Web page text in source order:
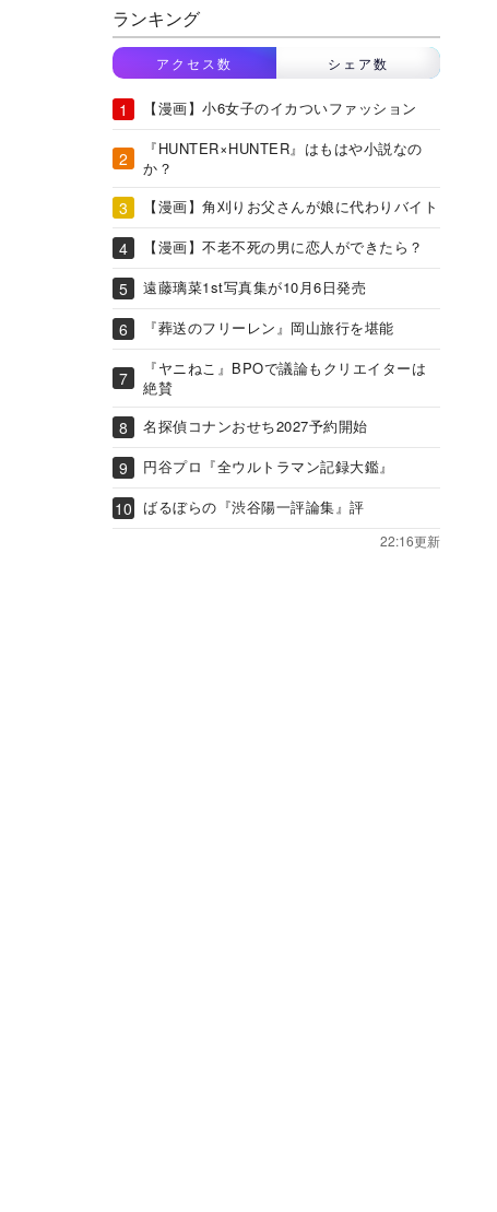
ランキング
アクセス数 シェア数
【漫画】小6女子のイカついファッション
『HUNTER×HUNTER』はもはや小説なの
か？
【漫画】角刈りお父さんが娘に代わりバイト
【漫画】不老不死の男に恋人ができたら？
遠藤璃菜1st写真集が10月6日発売
『葬送のフリーレン』岡山旅行を堪能
『ヤニねこ』BPOで議論もクリエイターは
絶賛
名探偵コナンおせち2027予約開始
円谷プロ『全ウルトラマン記録大鑑』
ばるぼらの『渋谷陽一評論集』評
22:16更新